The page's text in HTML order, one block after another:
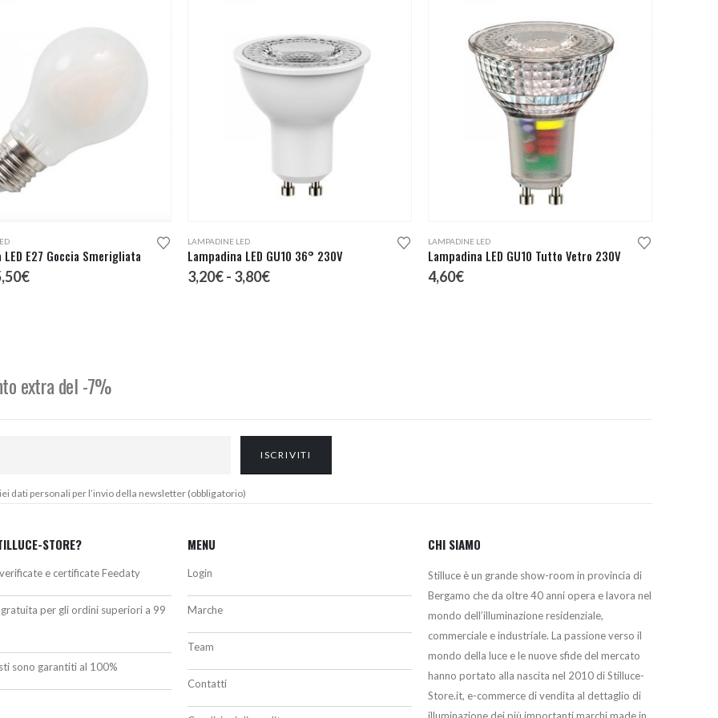
E27 Goccia Smerigliata
€Fascia
LAMPADINE LED
Lampadina LED GU10 36° 230V
3,20€- 3,80€Fascia
LAMPADINE LED
Lampadina LED GU10 Tutto Vetro 230V
4,60€
extra del -7%
dati personali per l’invio della newsletter (obbligatorio)
STORE?
e certificate Feedaty
per gli ordini superiori a 99
sono garantiti al 100%
MENU
Login
Marche
Team
Contatti
CHI SIAMO
Stilluce è un grande show-room in provincia di
Bergamo che da oltre 40 anni opera e lavora nel
mondo dell’illuminazione residenziale,
commerciale e industriale. La passione verso il
mondo della luce e le nuove sfide del mercato
hanno portato alla nascita nel 2010 di Stilluce-
Store.it, e-commerce di vendita al dettaglio di